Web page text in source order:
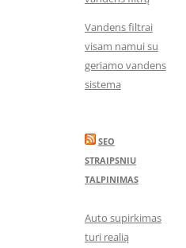
Vandens filtrai
visam namui su
geriamo vandens
sistema
SEO
STRAIPSNIU
TALPINIMAS
Auto supirkimas
turi realią